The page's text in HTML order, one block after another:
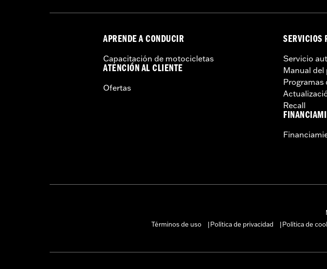
APRENDE A CONDUCIR
Capacitación de motocicletas
ATENCIÓN AL CLIENTE
Ofertas
SERVICIOS
Servicio
Manual
Programas
Recall
Términos de uso
Política de privacidad Política de